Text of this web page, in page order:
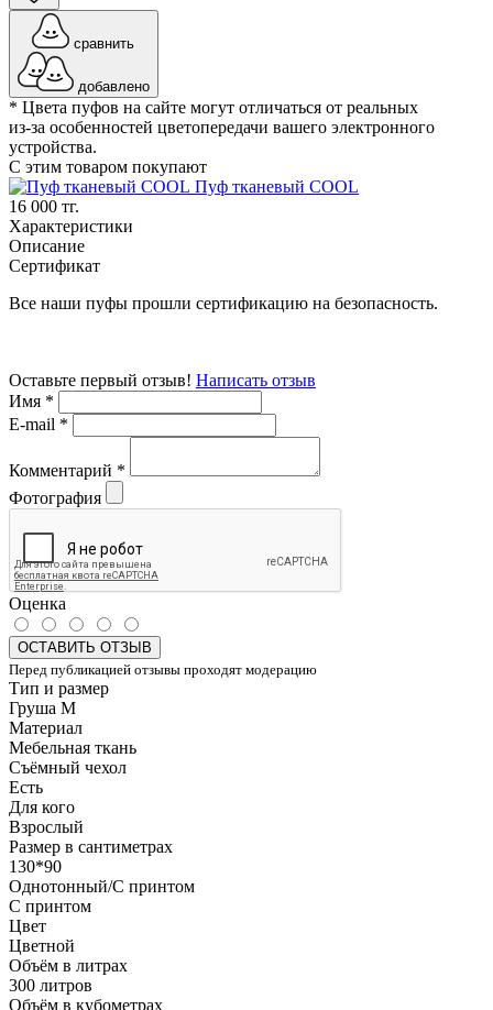
сравнить
добавлено
* Цвета пуфов на сайте могут отличаться от реальных
из-за особенностей цветопередачи вашего электронного
устройства.
С этим товаром покупают
Пуф тканевый COOL
16 000 тг.
Характеристики
Описание
Сертификат
Все наши пуфы прошли сертификацию на безопасность.
Оставьте первый отзыв! Написать отзыв
Имя *
E-mail *
Комментарий *
Фотография
Оценка
ОСТАВИТЬ ОТЗЫВ
Перед публикацией отзывы проходят модерацию
Тип и размер
Груша M
Материал
Мебельная ткань
Съёмный чехол
Есть
Для кого
Взрослый
Размер в сантиметрах
130*90
Однотонный/С принтом
С принтом
Цвет
Цветной
Объём в литрах
300 литров
Объём в кубометрах